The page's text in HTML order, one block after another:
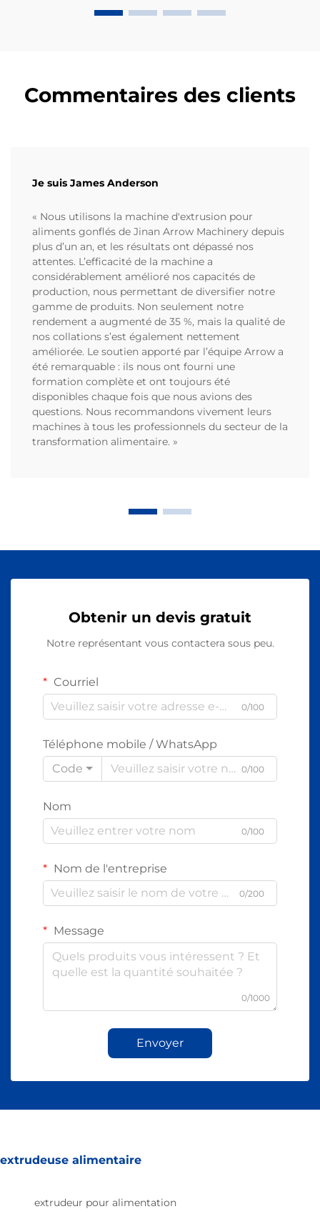
Commentaires des clients
Je suis James Anderson
« Nous utilisons la machine d'extrusion pour
aliments gonflés de Jinan Arrow Machinery depuis
plus d’un an, et les résultats ont dépassé nos
attentes. L’efficacité de la machine a
considérablement amélioré nos capacités de
production, nous permettant de diversifier notre
gamme de produits. Non seulement notre
rendement a augmenté de 35 %, mais la qualité de
nos collations s’est également nettement
améliorée. Le soutien apporté par l’équipe Arrow a
été remarquable : ils nous ont fourni une
formation complète et ont toujours été
disponibles chaque fois que nous avions des
questions. Nous recommandons vivement leurs
machines à tous les professionnels du secteur de la
transformation alimentaire. »
Obtenir un devis gratuit
Notre représentant vous contactera sous peu.
Courriel
0/100
Téléphone mobile / WhatsApp
Code
0/100
Nom
0/100
Nom de l'entreprise
0/200
Message
0/1000
Envoyer
extrudeuse alimentaire
extrudeur pour alimentation